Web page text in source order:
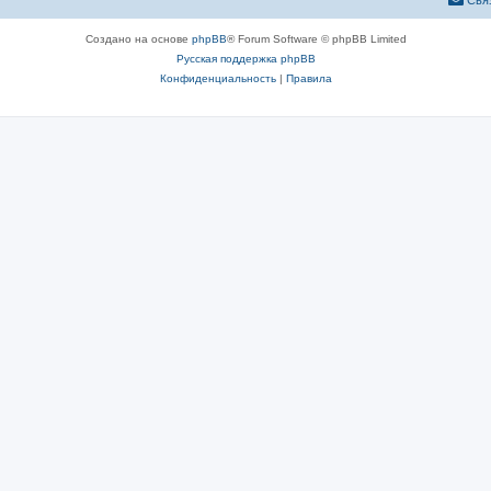
Создано на основе phpBB® Forum Software © phpBB Limited
Русская поддержка phpBB
Конфиденциальность| Правила